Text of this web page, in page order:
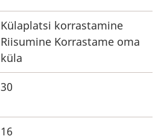
Külaplatsi korrastamine
Riisumine Korrastame oma
küla
30
16